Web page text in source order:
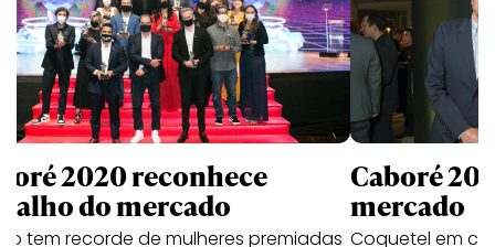
2020 reconhece
do mercado
tem recorde de mulheres premiadas
Caboré
mercado
Coquetel em